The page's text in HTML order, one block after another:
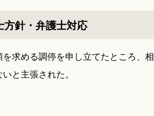
方針・弁護士対応
求める調停を申し立てたところ、
と主張された。